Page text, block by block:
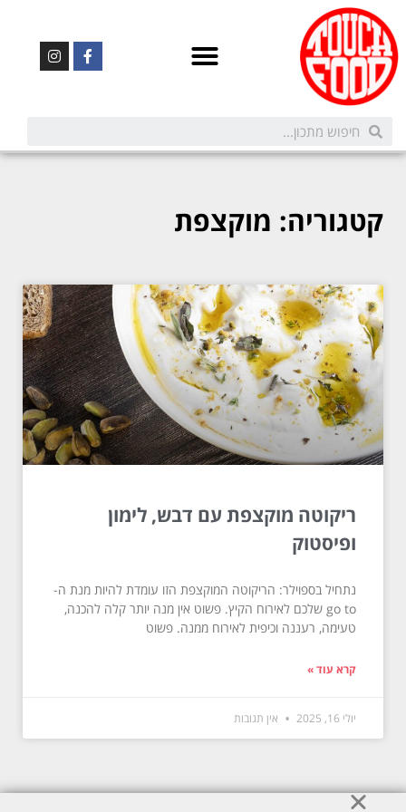
קטגוריה: מוקצפת
ריקוטה מוקצפת עם דבש, לימון
ופיסטוק
נתחיל בספוילר: הריקוטה המוקצפת הזו עומדת להיות מנת ה-
go to שלכם לאירוח הקיץ. פשוט אין מנה יותר קלה להכנה,
טעימה, רעננה וכיפית לאירוח ממנה. פשוט
קרא עוד »
יולי 16, 2025 אין תגובות